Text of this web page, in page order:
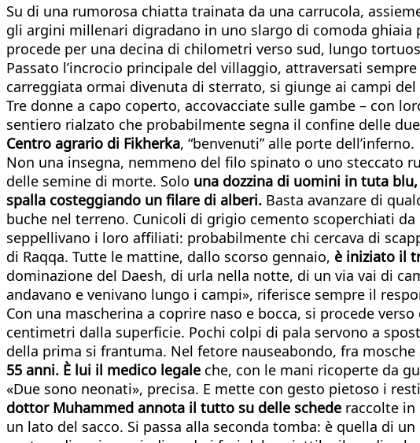
Su di una rumorosa chiatta trainata da una carrucola,
gli argini millenari digradano in uno slargo di comoda ghiaia
procede per una decina di chilometri verso sud, lungo
Passato l’incrocio principale del villaggio, attraversati
carreggiata ormai divenuta di sterrato, si giunge ai campi
Tre donne a capo coperto, accovacciate sulle gambe – con
sentiero rialzato che probabilmente segna il confine delle
Centro agrario di Fikherka, “benvenuti” alle porte dell’inferno.
Non una insegna, nemmeno del filo spinato o uno steccato
delle semine di morte. Solo una dozzina di uomini in tuta
spalla costeggiando un filare di alberi. Basta avanzare di
buche nel terreno. Cunicoli di grigio cemento scoperchiati da
seppellivano i loro affiliati: probabilmente chi cercava di
di Raqqa. Tutte le mattine, dallo scorso gennaio, è iniziato il
dominazione del Daesh, di urla nella notte, di un via vai di
andavano e venivano lungo i campi», riferisce sempre il
Con una mascherina a coprire naso e bocca, si procede
centimetri dalla superficie. Pochi colpi di pala servono a
della prima si frantuma. Nel fetore nauseabondo, fra
55 anni. È lui il medico legale che, con le mani ricoperte da
«Due sono neonati», precisa. E mette con gesto pietoso i
dottor Muhammed annota il tutto su delle schede raccolte in
un lato del sacco. Si passa alla seconda tomba: è quella di